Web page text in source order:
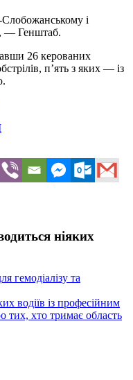
Слобожанському і
— Генштаб.
26 керованих
п’ять з яких — із
ніяких
гемодіалізу та
водіїв із професійним
тих, хто тримає область